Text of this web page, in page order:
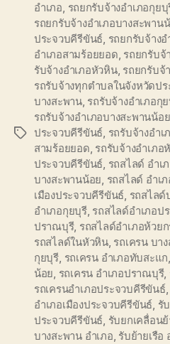
Tags
อำเภอ, รถยกรับจ้างอำเภอกุยบุ
รถยกรับจ้างอำเภอบางสะพาน
ประจวบคีรีขันธ์, รถยกรับจ้าง
อำเภอสามร้อยยอด, รถยกรับจ้
รับจ้างอำเภอหัวหิน, รถยกรับจ้
รถรับจ้างทุกตำบลในจังหวัดป
บางสะพาน, รถรับจ้างอำเภอกุ
รถรับจ้างอำเภอบางสะพานน้อย
ประจวบคีรีขันธ์, รถรับจ้างอำ
สามร้อยยอด, รถรับจ้างอำเภอ
ประจวบคีรีขันธ์, รถสไลด์ อำเ
บางสะพานน้อย, รถสไลด์ อำเ
เมืองประจวบคีรีขันธ์, รถสไลด์
อำเภอกุยบุรี, รถสไลด์อำเภอป
ปราณบุรี, รถสไลด์อำเภอห้วยก
รถสไลด์ในหัวหิน, รถเครน บา
กุยบุรี, รถเครน อำเภอทับสะแก,
น้อย, รถเครน อำเภอปราณบุรี,
รถเครนอำเภอประจวบคีรีขันธ์,
อำเภอเมืองประจวบคีรีขันธ์, รั
ประจวบคีรีขันธ์, รับยกเคลื่อน
บางสะพาน อำเภอ, รับย้ายเรือ